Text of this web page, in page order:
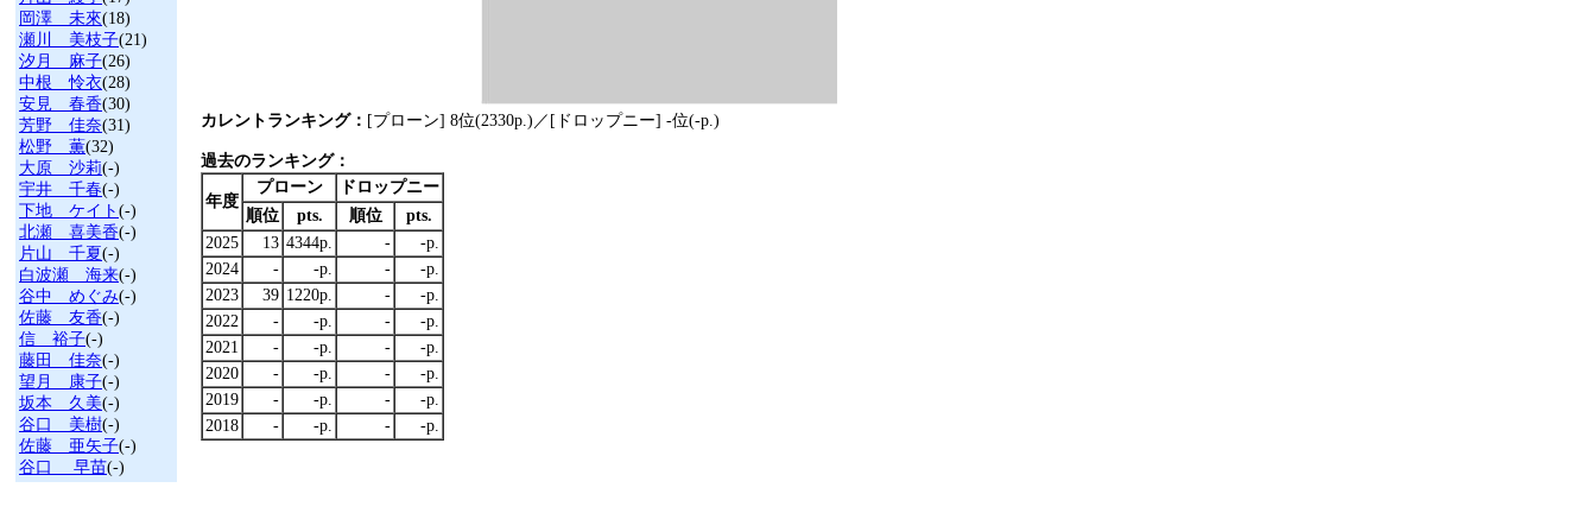
岡澤 未來(18)
瀬川 美枝子(21)
汐月 麻子(26)
中根 怜衣(28)
安見 春香(30)
芳野 佳奈(31)
松野 薫(32)
大原 沙莉(-)
宇井 千春(-)
下地 ケイト (-)
北瀬 喜美香(-)
片山 千夏(-)
白波瀬 海来(-)
谷中 めぐみ(-)
佐藤 友香(-)
信 裕子(-)
藤田 佳奈(-)
望月 康子(-)
坂本 久美(-)
谷口 美樹(-)
佐藤 亜矢子(-)
谷口 早苗(-)
カレントランキング： [プローン] 8位(2330p.)／[ドロップニー] -位(-p.)
過去のランキング：
年度
プローン
ドロップニー
順位
pts. 順位
pts.
2025
13 4344p. -
-p.
2024
- -p. -
-p.
2023
39 1220p. -
-p.
2022
- -p. -
-p.
2021
- -p. -
-p.
2020
- -p. -
-p.
2019
- -p. -
-p.
2018
- -p. - -p.